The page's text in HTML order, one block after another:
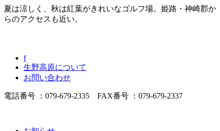
夏は涼しく、秋は紅葉がきれいなゴルフ場。姫路・神崎郡か
らのアクセスも近い。
f
生野高原について
お問い合わせ
電話番号 ：079-679-2335 FAX番号 ：079-679-2337